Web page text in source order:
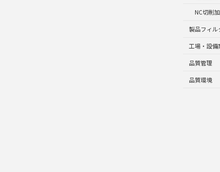
NC切削
製品フィル
工場・設備
品質管理
品質環境